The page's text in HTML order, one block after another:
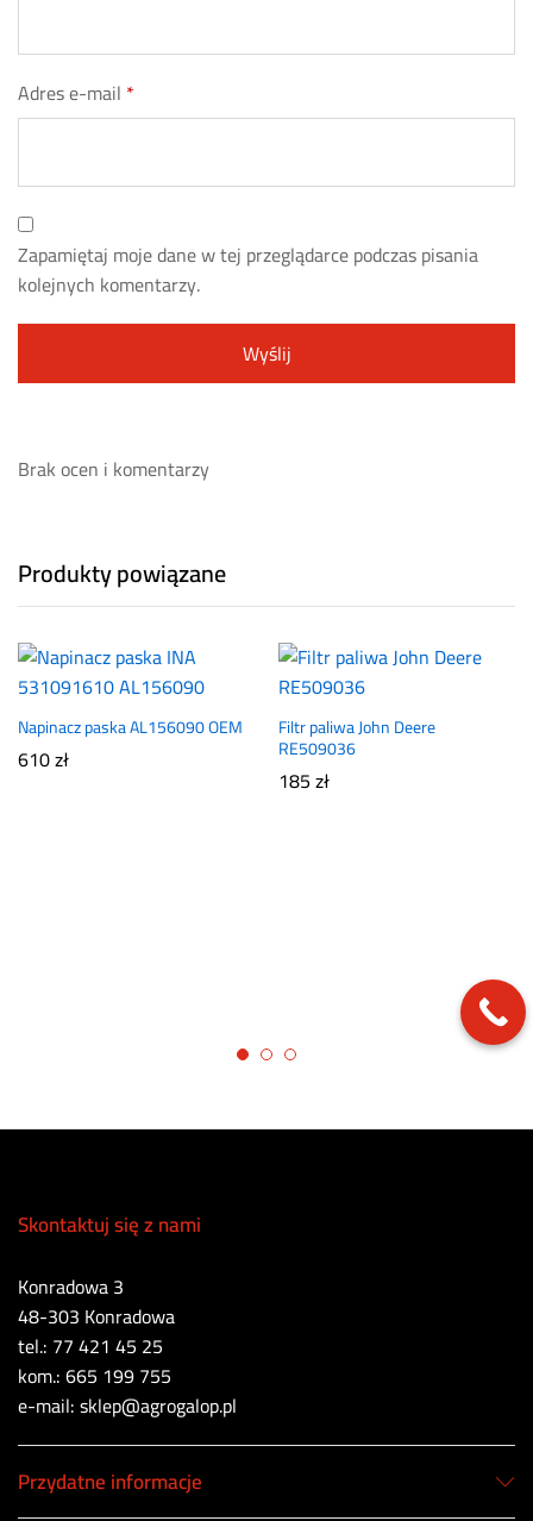
Adres e-mail *
Zapamiętaj moje dane w tej przeglądarce podczas pisania
kolejnych komentarzy.
Brak ocen i komentarzy
Produkty powiązane
Napinacz paska AL156090 OEM
610zł
Filtr paliwa John Deere
RE509036
185zł
Skontaktuj się z nami
Konradowa 3
48-303 Konradowa
tel.: 77 421 45 25
kom.: 665 199 755
e-mail: sklep@agrogalop.pl
Przydatne informacje